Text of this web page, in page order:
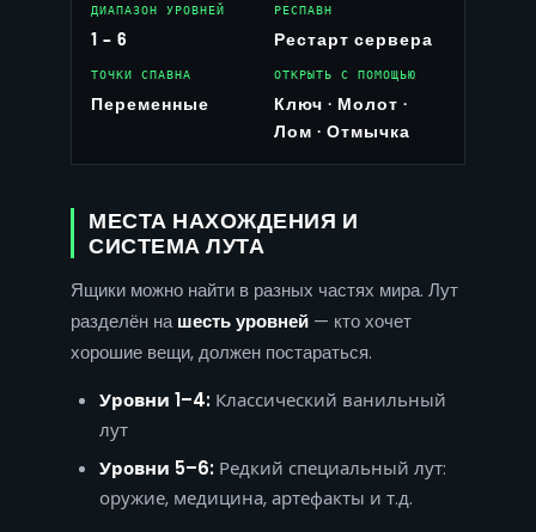
ДИАПАЗОН УРОВНЕЙ
1 – 6
РЕСПАВН
Рестарт сервера
ТОЧКИ СПАВНА
Переменные
ОТКРЫТЬ С ПОМОЩЬЮ
Ключ · Молот ·
Лом · Отмычка
МЕСТА НАХОЖДЕНИЯ И
СИСТЕМА ЛУТА
Ящики можно найти в разных частях мира. Лут
разделён нашесть уровней — кто хочет
хорошие вещи, должен постараться.
Уровни 1–4: Классический ванильный
лут
Уровни 5–6: Редкий специальный лут:
оружие, медицина, артефакты и т.д.